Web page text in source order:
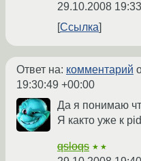
29.10.2008
Ссылка
Ответ на: комментарий
19:30:49 +00:00
Да я понимаю
Я както уже к
qsloqs ★★